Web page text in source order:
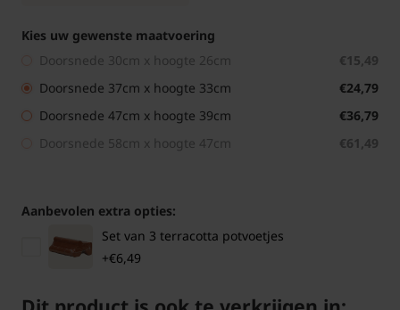
Kies uw gewenste maatvoering
Doorsnede 30cm x hoogte 26cm
€15,49
Doorsnede 37cm x hoogte 33cm
€24,79
Doorsnede 47cm x hoogte 39cm
€36,79
Doorsnede 58cm x hoogte 47cm
€61,49
Aanbevolen extra opties:
Set van 3 terracotta potvoetjes
+€6,49